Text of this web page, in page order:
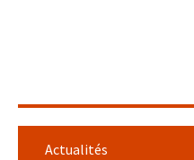
Actualités